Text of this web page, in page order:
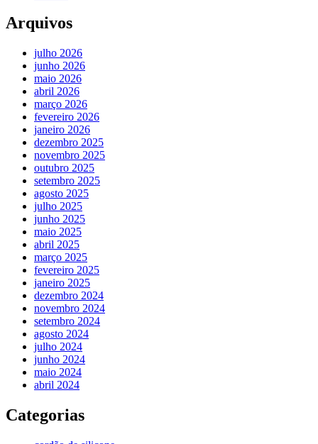
Arquivos
julho 2026
junho 2026
maio 2026
abril 2026
março 2026
fevereiro 2026
janeiro 2026
dezembro 2025
novembro 2025
outubro 2025
setembro 2025
agosto 2025
julho 2025
junho 2025
maio 2025
abril 2025
março 2025
fevereiro 2025
janeiro 2025
dezembro 2024
novembro 2024
setembro 2024
agosto 2024
julho 2024
junho 2024
maio 2024
abril 2024
Categorias